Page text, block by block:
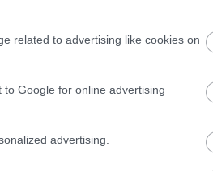
related to advertising like cookies on
Google for online advertising
advertising.
Σεπτεμβρίου 2016
Tο απόλυτο
της ψυχής!
και ψυχική μας υγεία.